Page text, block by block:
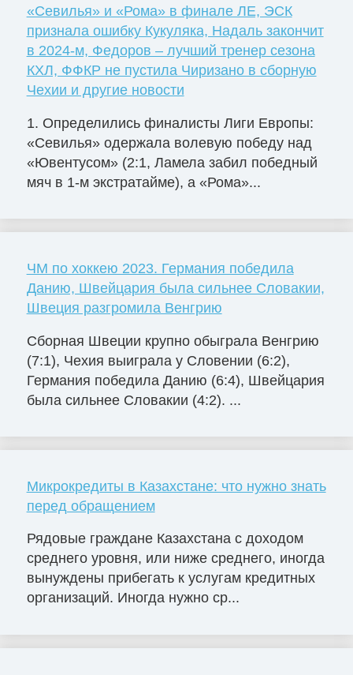
«Севилья» и «Рома» в финале ЛЕ, ЭСК
признала ошибку Кукуляка, Надаль закончит
в 2024-м, Федоров – лучший тренер сезона
КХЛ, ФФКР не пустила Чиризано в сборную
Чехии и другие новости
1. Определились финалисты Лиги Европы:
«Севилья» одержала волевую победу над
«Ювентусом» (2:1, Ламела забил победный
мяч в 1-м экстратайме), а «Рома»...
ЧМ по хоккею 2023. Германия победила
Данию, Швейцария была сильнее Словакии,
Швеция разгромила Венгрию
Сборная Швеции крупно обыграла Венгрию
(7:1), Чехия выиграла у Словении (6:2),
Германия победила Данию (6:4), Швейцария
была сильнее Словакии (4:2). ...
Микрокредиты в Казахстане: что нужно знать
перед обращением
Рядовые граждане Казахстана с доходом
среднего уровня, или ниже среднего, иногда
вынуждены прибегать к услугам кредитных
организаций. Иногда нужно ср...